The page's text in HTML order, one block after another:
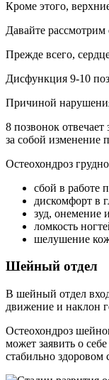
Кроме этого,
Давайте
Прежде всего,
Дисфункция 9-10
Причиной
8 позвонок
за собой изменение
Остеохондроз
сбой в работе
дискомфорт в
зуд, онемение
ломкость
шелушение
Шейный отдел
В шейный отдел
движение и наклон
Остеохондроз
может заявить о
стабильно здоровом